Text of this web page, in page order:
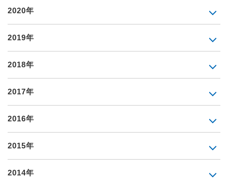
2020年
2019年
2018年
2017年
2016年
2015年
2014年